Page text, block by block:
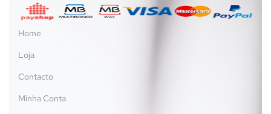
Home
Loja
Contacto
Minha Conta